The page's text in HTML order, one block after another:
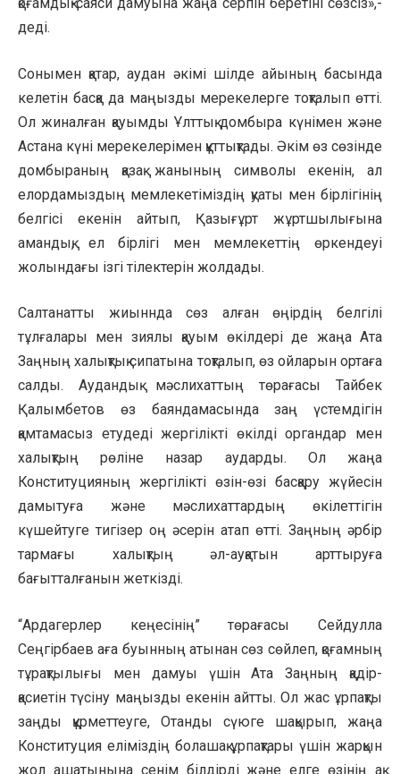
деді.
Сонымен қатар, аудан әкімі шілде айының басында
келетін басқа да маңызды мерекелерге тоқталып өтті.
Ол жиналған қауымды Ұлттық домбыра күнімен және
Астана күні мерекелерімен құттықтады. Әкім өз сөзінде
домбыраның қазақ жанының символы екенін, ал
елордамыздың мемлекетіміздің қуаты мен бірлігінің
белгісі екенін айтып, Қазығұрт жұртшылығына
амандық, ел бірлігі мен мемлекеттің өркендеуі
жолындағы ізгі тілектерін жолдады.
Салтанатты жиыннда сөз алған өңірдің белгілі
тұлғалары мен зиялы қауым өкілдері де жаңа Ата
Заңның халықтық сипатына тоқталып, өз ойларын ортаға
салды. Аудандық мәслихаттың төрағасы Тайбек
Қалымбетов өз баяндамасында заң үстемдігін
қамтамасыз етудеді жергілікті өкілді органдар мен
халықтың рөліне назар аударды. Ол жаңа
Конституцияның жергілікті өзін-өзі басқару жүйесін
дамытуға және мәслихаттардың өкілеттігін
күшейтуге тигізер оң әсерін атап өтті. Заңның әрбір
тармағы халықтың әл-ауқатын арттыруға
бағытталғанын жеткізді.
“Ардагерлер кеңесінің” төрағасы Сейдулла
Сеңгірбаев аға буынның атынан сөз сөйлеп, қоғамның
тұрақтылығы мен дамуы үшін Ата Заңның қадір-
қасиетін түсіну маңызды екенін айтты. Ол жас ұрпақты
заңды құрметтеуге, Отанды сүюге шақырып, жаңа
Конституция еліміздің болашақ ұрпақтары үшін жарқын
жол ашатынына сенім білдірді және елге өзінің ақ